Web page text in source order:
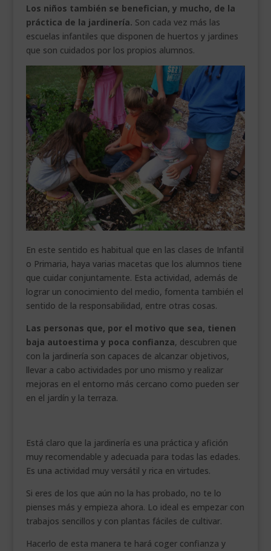
Los niños también se benefician, y mucho, de la
práctica de la jardinería. Son cada vez más las
escuelas infantiles que disponen de huertos y jardines
que son cuidados por los propios alumnos.
En este sentido es habitual que en las clases de Infantil
o Primaria, haya varias macetas que los alumnos tiene
que cuidar conjuntamente. Esta actividad, además de
lograr un conocimiento del medio, fomenta también el
sentido de la responsabilidad, entre otras cosas.
Las personas que, por el motivo que sea, tienen
baja autoestima y poca confianza, descubren que
con la jardinería son capaces de alcanzar objetivos,
llevar a cabo actividades por uno mismo y realizar
mejoras en el entorno más cercano como pueden ser
en el jardín y la terraza.
Está claro que la jardinería es una práctica y afición
muy recomendable y adecuada para todas las edades.
Es una actividad muy versátil y rica en virtudes.
Si eres de los que aún no la has probado, no te lo
pienses más y empieza ahora. Lo ideal es empezar con
trabajos sencillos y con plantas fáciles de cultivar.
Hacerlo de esta manera te hará coger confianza y